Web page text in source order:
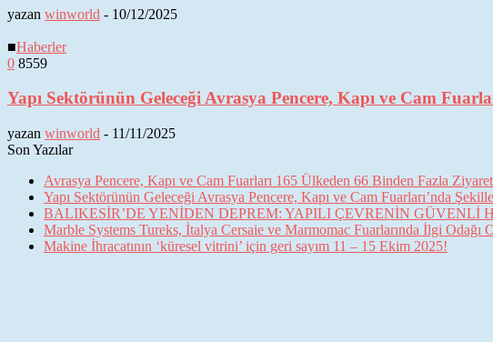
yazan winworld - 10/12/2025
■Haberler
0 8559
Yapı Sektörünün Geleceği Avrasya Pencere, Kapı ve Cam
yazan winworld - 11/11/2025
Son Yazılar
Avrasya Pencere, Kapı ve Cam Fuarları 165 Ülkeden 66 Binden Fazla
Yapı Sektörünün Geleceği Avrasya Pencere, Kapı ve Cam Fuarları’nda
BALIKESİR’DE YENİDEN DEPREM: YAPILI ÇEVRENİN GÜVENLİ
Marble Systems Tureks, İtalya Cersaie ve Marmomac Fuarlarında İlgi Odağı
Makine İhracatının ‘küresel vitrini’ için geri sayım 11 – 15 Ekim 2025!